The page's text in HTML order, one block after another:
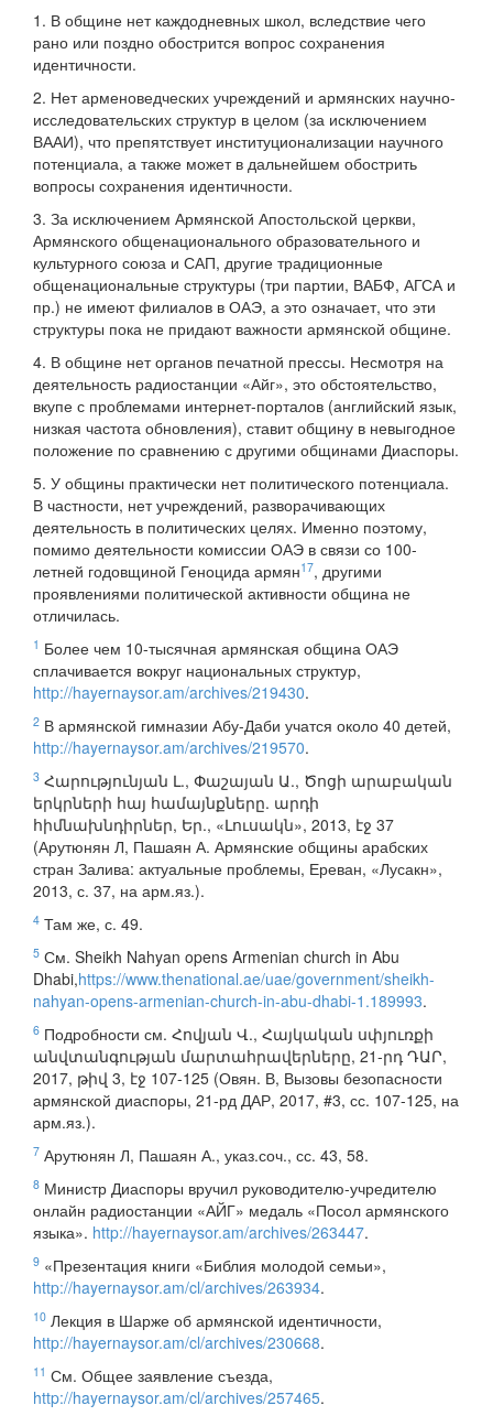
1. В общине нет каждодневных школ, вследствие чего
рано или поздно обострится вопрос сохранения
идентичности.
2. Нет арменоведческих учреждений и армянских научно-
исследовательских структур в целом (за исключением
ВААИ), что препятствует институционализации научного
потенциала, а также может в дальнейшем обострить
вопросы сохранения идентичности.
3. За исключением Армянской Апостольской церкви,
Армянского общенационального образовательного и
культурного союза и САП, другие традиционные
общенациональные структуры (три партии, ВАБФ, АГСА и
пр.) не имеют филиалов в ОАЭ, а это означает, что эти
структуры пока не придают важности армянской общине.
4. В общине нет органов печатной прессы. Несмотря на
деятельность радиостанции «Айг», это обстоятельство,
вкупе с проблемами интернет-порталов (английский язык,
низкая частота обновления), ставит общину в невыгодное
положение по сравнению с другими общинами Диаспоры.
5. У общины практически нет политического потенциала.
В частности, нет учреждений, разворачивающих
деятельность в политических целях. Именно поэтому,
помимо деятельности комиссии ОАЭ в связи со 100-
летней годовщиной Геноцида армян17, другими
проявлениями политической активности община не
отличилась.
1 Более чем 10-тысячная армянская община ОАЭ
сплачивается вокруг национальных структур,
http://hayernaysor.am/archives/219430.
2 В армянской гимназии Абу-Даби учатся около 40 детей,
http://hayernaysor.am/archives/219570.
3 Հարությունյան Լ., Փաշայան Ա., Ծոցի արաբական
երկրների հայ համայնքները. արդի
հիմնախնդիրներ, Եր., «Լուսակն», 2013, էջ 37
(Арутюнян Л, Пашаян А. Армянские общины арабских
стран Залива: актуальные проблемы, Ереван, «Лусакн»,
2013, с. 37, на арм.яз.).
4 Там же, с. 49.
5 См. Sheikh Nahyan opens Armenian church in Abu
Dhabi,https://www.thenational.ae/uae/government/sheikh-
nahyan-opens-armenian-church-in-abu-dhabi-1.189993.
6 Подробности см. Հովյան Վ., Հայկական սփյուռքի
անվտանգության մարտահրավերները, 21-րդ ԴԱՐ,
2017, թիվ 3, էջ 107-125 (Овян. В, Вызовы безопасности
армянской диаспоры, 21-рд ДАР, 2017, #3, сс. 107-125, на
арм.яз.).
7 Арутюнян Л, Пашаян А., указ.соч., сс. 43, 58.
8 Министр Диаспоры вручил руководителю-учредителю
онлайн радиостанции «АЙГ» медаль «Посол армянского
языка». http://hayernaysor.am/archives/263447.
9 «Презентация книги «Библия молодой семьи»,
http://hayernaysor.am/cl/archives/263934.
10 Лекция в Шарже об армянской идентичности,
http://hayernaysor.am/cl/archives/230668.
11 См. Общее заявление съезда,
http://hayernaysor.am/cl/archives/257465.